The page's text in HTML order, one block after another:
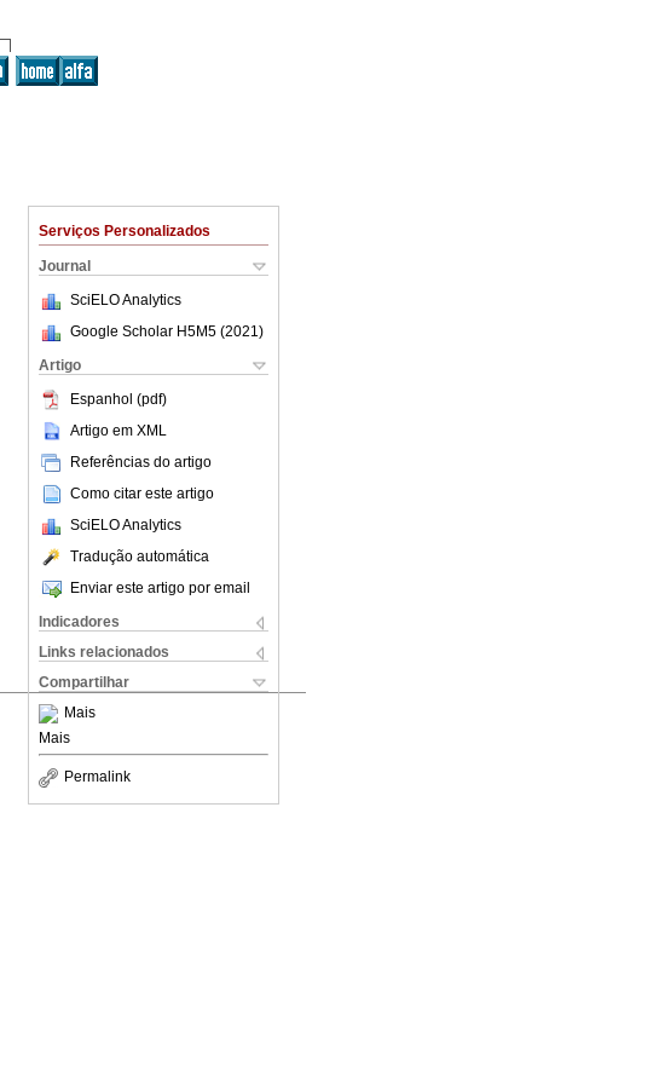
Serviços Personalizados
Journal
SciELO Analytics
Google Scholar H5M5 (2021 )
Artigo
Espanhol (pdf)
Artigo em XML
Referências do artigo
Como citar este artigo
SciELO Analytics
Tradução automática
Enviar este artigo por email
Indicadores
Links relacionados
Compartilhar
Mais
Mais
Permalink